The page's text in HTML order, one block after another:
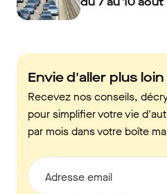
Envie d'aller plus
Recevez nos conseils,
pour simplifier votre vie
par mois dans votre boîte
Adresse email